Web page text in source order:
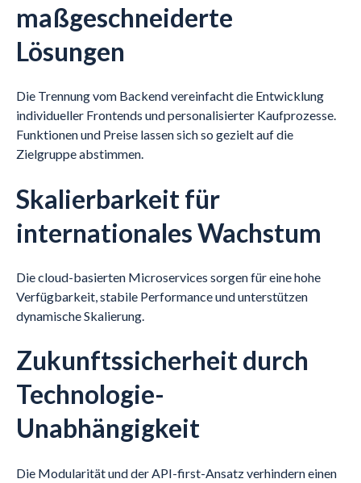
maßgeschneiderte
Lösungen
Die Trennung vom Backend vereinfacht die Entwicklung
individueller Frontends und personalisierter Kaufprozesse.
Funktionen und Preise lassen sich so gezielt auf die
Zielgruppe abstimmen.
Skalierbarkeit für
internationales Wachstum
Die cloud-basierten Microservices sorgen für eine hohe
Verfügbarkeit, stabile Performance und unterstützen
dynamische Skalierung.
Zukunftssicherheit durch
Technologie-
Unabhängigkeit
Die Modularität und der API-first-Ansatz verhindern einen